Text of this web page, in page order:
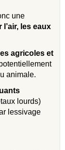
une
l’air, les eaux
agricoles et
animale.
lourds)
lessivage